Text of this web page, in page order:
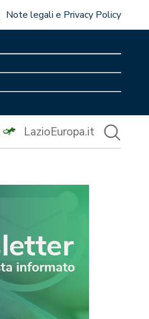
Note legali e Privacy Policy
LazioEuropa.it